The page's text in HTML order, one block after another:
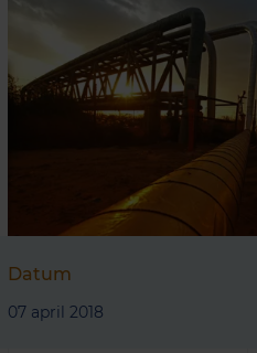
Datum
07 april 2018